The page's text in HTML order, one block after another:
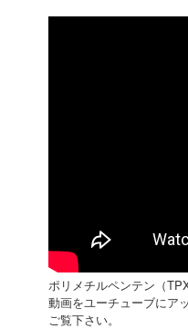
ポリメチルペンテン（
動画をユーチューブにア
ご覧下さい。